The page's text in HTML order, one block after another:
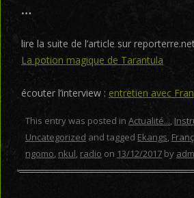
…
lire la suite de l’article sur
La potion magique de Tarantula
écouter l’interview : entretien avec
This entry was posted in Actualité...,
Uncategorized and tagged Ekangs,
ngomo, nkul, radio on 13/12/2017by